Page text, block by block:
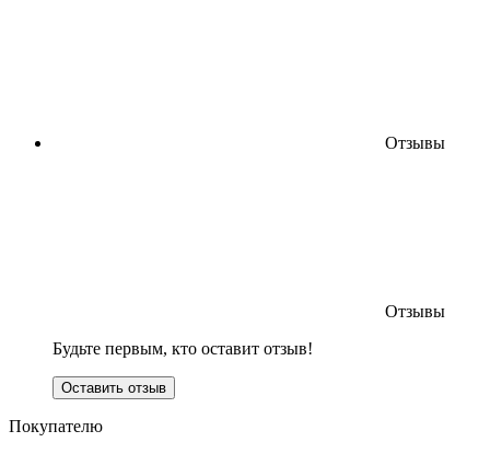
Отзывы
Отзывы
Будьте первым, кто оставит отзыв!
Оставить отзыв
Покупателю